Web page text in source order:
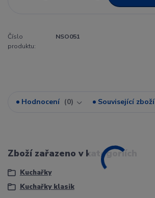
Číslo
produktu:
NSO051
Hodnocení 0 Související zboží
Zboží zařazeno v kategoriích
Kuchařky
Kuchařky klasik